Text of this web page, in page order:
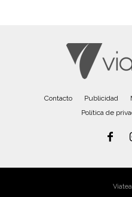
Contacto Publicidad
Política de